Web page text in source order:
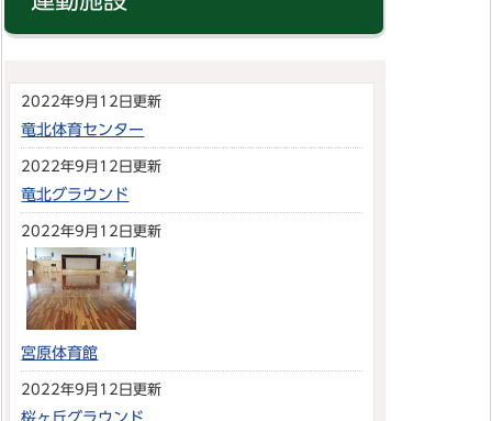
2022年9月12日更新
竜北体育センター
2022年9月12日更新
竜北グラウンド
2022年9月12日更新
宮原体育館
2022年9月12日更新
桜ヶ丘グラウンド